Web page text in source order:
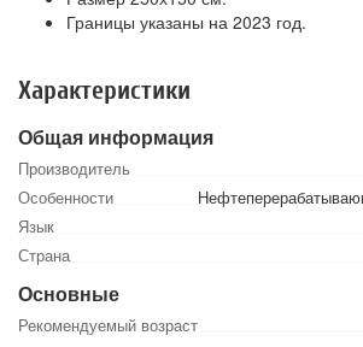
Границы указаны на 2023 год.
Характеристики
Общая информация
Производитель
Особенности
Язык
Страна
Основные
Рекомендуемый возраст